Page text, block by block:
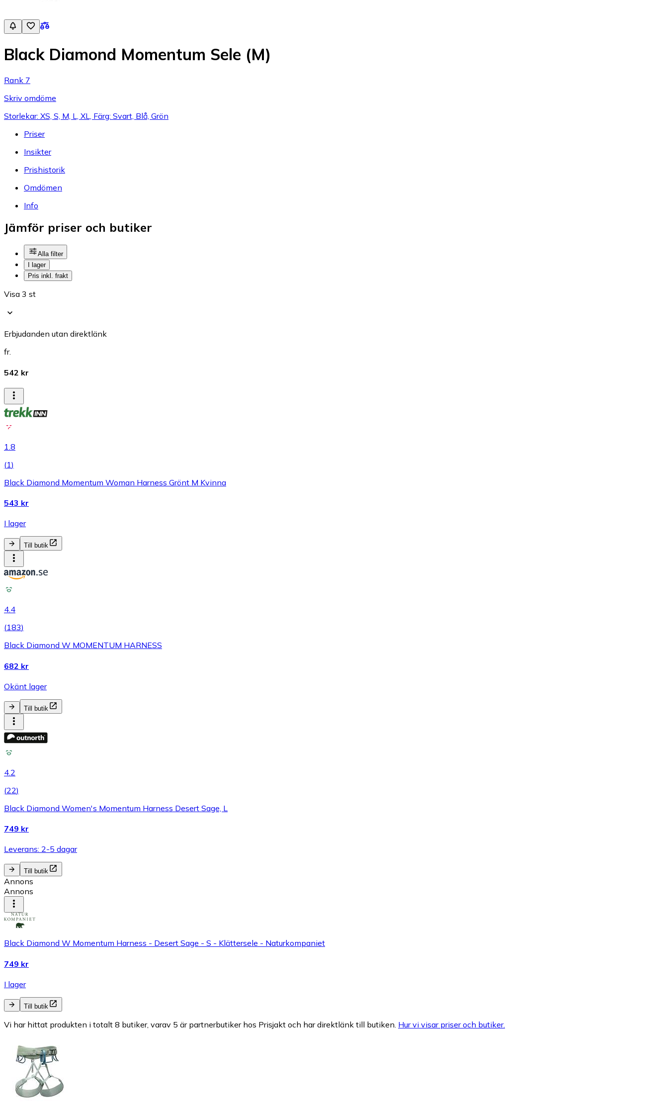
Black Diamond Momentum Sele (M)
Rank 7
Skriv omdöme
Storlekar: XS, S, M, L, XL, Färg: Svart, Blå, Grön
Priser
Insikter
Prishistorik
Omdömen
Info
Jämför priser och butiker
Alla filter
I lager
Pris inkl. frakt
Visa 3 st
Erbjudanden utan direktlänk
fr.
542 kr
1.8
(1)
Black Diamond Momentum Woman Harness Grönt M Kvinna
543 kr
I lager
Till butik
4.4
(183)
Black Diamond W MOMENTUM HARNESS
682 kr
Okänt lager
Till butik
4.2
(22)
Black Diamond Women's Momentum Harness Desert Sage, L
749 kr
Leverans: 2-5 dagar
Till butik
Annons
Annons
Black Diamond W Momentum Harness - Desert Sage - S - Klättersele - Naturkompaniet
749 kr
I lager
Till butik
Vi har hittat produkten i totalt 8 butiker, varav 5 är partnerbutiker hos Prisjakt och har direktlänk till butiken. Hur vi visar priser och butiker.